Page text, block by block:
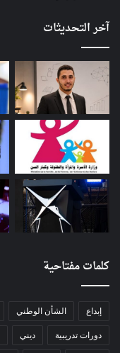
آخر التحديثات
كلمات مفتاحية
إبداع الشأن الوطني
دورات تدريبية ديني